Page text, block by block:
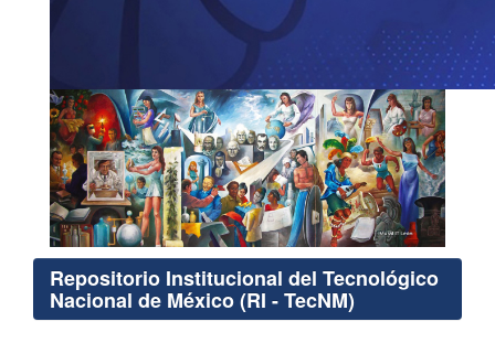
Repositorio Institucional del Tecnológico
Nacional de México (RI - TecNM)